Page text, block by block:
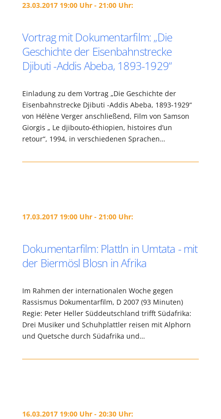
23.03.2017 19:00 Uhr - 21:00 Uhr:
Vortrag mit Dokumentarfilm: „Die
Geschichte der Eisenbahnstrecke
Djibuti -Addis Abeba, 1893-1929“
Einladung zu dem Vortrag „Die Geschichte der
Eisenbahnstrecke Djibuti -Addis Abeba, 1893-1929“
von Hélène Verger anschließend, Film von Samson
Giorgis „ Le djibouto-éthiopien, histoires d’un
retour“, 1994, in verschiedenen Sprachen…
17.03.2017 19:00 Uhr - 21:00 Uhr:
Dokumentarfilm: Plattln in Umtata - mit
der Biermösl Blosn in Afrika
Im Rahmen der internationalen Woche gegen
Rassismus Dokumentarfilm, D 2007 (93 Minuten)
Regie: Peter Heller Süddeutschland trifft Südafrika:
Drei Musiker und Schuhplattler reisen mit Alphorn
und Quetsche durch Südafrika und…
16.03.2017 19:00 Uhr - 20:30 Uhr: